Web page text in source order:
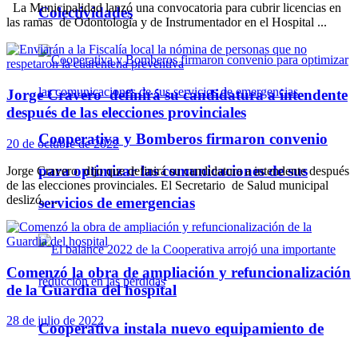
Colectividades
Cooperativa y Bomberos firmaron convenio
para optimizar las comunicaciones de sus
servicios de emergencias
Cooperativa instala nuevo equipamiento de
La Municipalidad lanzó una convocatoria para cubrir licencias en
las ramas de Odontología y de Instrumentador en el Hospital ...
Jorge Cravero definirá su candidatura a intendente
después de las elecciones provinciales
20 de octubre de 2022
Jorge Cravero dijo que definirá su candidatura a intendente después
de las elecciones provinciales. El Secretario de Salud municipal
deslizó, ...
Comenzó la obra de ampliación y refuncionalización
de la Guardia del hospital
28 de julio de 2022